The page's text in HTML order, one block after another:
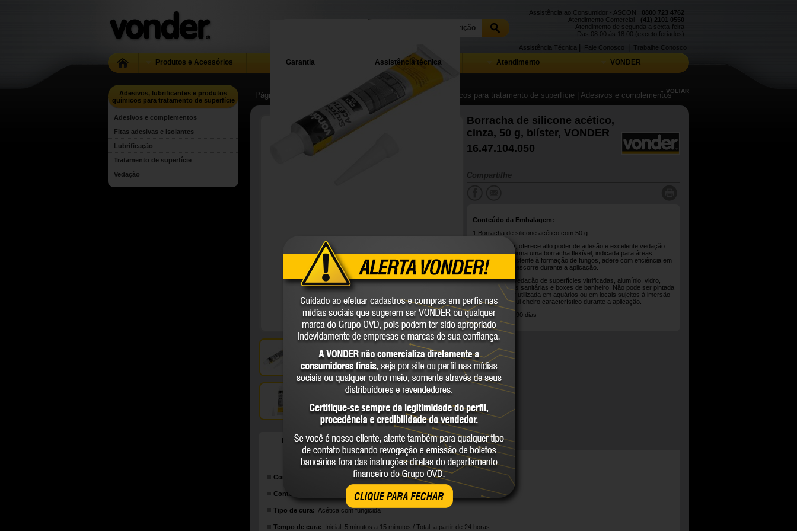
CLIQUE PARA FECHAR
Assistência ao Consumidor - ASCON | 0800 723 4762
Atendimento Comercial - (41) 2101 0550
Atendimento de segunda a sexta-feira
Das 08:00 às 18:00 (exceto feriados)
Trabalhe Conosco
Fale Conosco
Assistência Técnica
Produtos e Acessórios Garantia Assistência técnica Atendimento VONDER
Adesivos, lubrificantes e produtos
químicos para tratamento de superfície
Adesivos e complementos
Fitas adesivas e isolantes
Lubrificação
Tratamento de superfície
Vedação
Página Inicial | Adesivos, lubrificantes e produtos químicos para tratamento de superfície | Adesivos e complementos« VOLTAR
Borracha de silicone acético,
cinza, 50 g, blíster, VONDER
16.47.104.050
Compartilhe
Conteúdo da Embalagem:
1 Borracha de silicone acético com 50 g.
Fácil de aplicar, oferece alto poder de adesão e excelente vedação.
Após a cura, forma uma borracha flexível, indicada para áreas
internas. É resistente à formação de fungos, adere com eficiência em
alumínio e não escorre durante a aplicação.
Indicada para vedação de superfícies vitrificadas, alumínio, vidro,
azulejos, louças sanitárias e boxes de banheiro. Não pode ser pintada
e não deve ser utilizada em aquários ou em locais sujeitos à imersão
contínua. Possui cheiro característico durante a aplicação.
Garantia legal: 90 dias
DETALHES TÉCNICOS
Cor da borracha de silicone: Cinza
Conteúdo:
Tipo de cura: Acética com fungicida
Tempo de cura: Inicial: 5 minutos a 15 minutos / Total: a partir de 24 horas